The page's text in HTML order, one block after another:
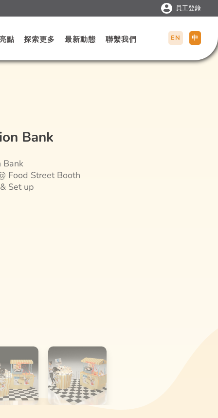
員工登錄
點 探索更多 最新動態 聯繫我們 EN 中
Bank
Bank
Food Street Booth
Set up